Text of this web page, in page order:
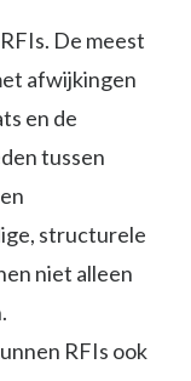
De meest
afwijkingen
en de
tussen
structurele
niet alleen
RFIs ook